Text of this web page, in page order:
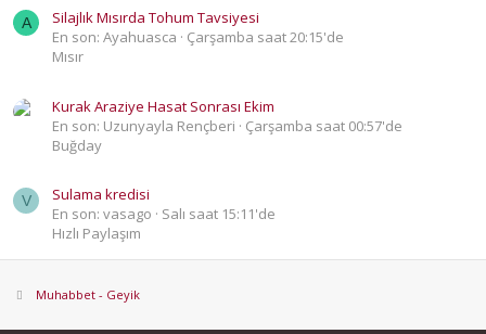
A
Silajlık Mısırda Tohum Tavsiyesi
En son: Ayahuasca
Çarşamba saat 20:15'de
Mısır
Kurak Araziye Hasat Sonrası Ekim
En son: Uzunyayla Rençberi
Çarşamba saat 00:57'de
Buğday
V
Sulama kredisi
En son: vasago
Salı saat 15:11'de
Hızlı Paylaşım
Muhabbet - Geyik